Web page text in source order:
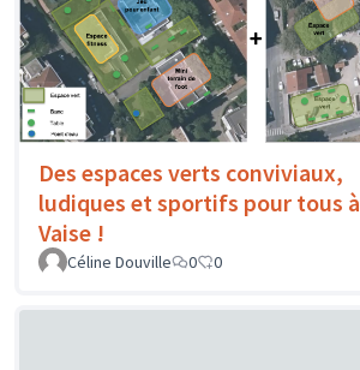
Des espaces verts conviviaux,
ludiques et sportifs pour tous à
Vaise !
Céline Douville 0 0